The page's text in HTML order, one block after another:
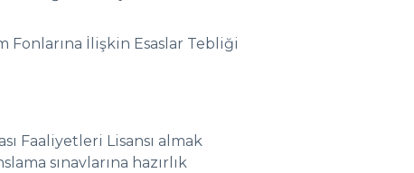
Fonlarına İlişkin Esaslar Tebliği
Faaliyetleri Lisansı almak
sınavlarına hazırlık